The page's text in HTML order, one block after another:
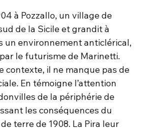
à Pozzallo, un village de
de la Sicile et grandit à
un environnement anticlérical,
le futurisme de Marinetti.
contexte, il ne manque pas de
En témoigne l’attention
de la périphérie de
les conséquences du
terre de 1908. La Pira leur